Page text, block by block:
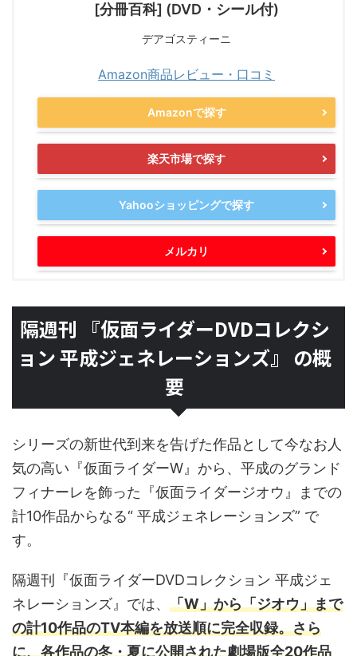
[分冊百科] (DVD・シール付)
デアゴスティーニ
Amazon商品レビュー・口コミ
Amazonで探す
楽天市場で探す
Yahooショッピングで探す
メルカリ
隔週刊 『仮面ライダーDVDコレクシ
ョン 平成ジェネレーションズ』 の概
要
シリーズの新世代到来を告げた作品として今なお人
気の高い『仮面ライダーW』から、平成のグランド
フィナーレを飾った『仮面ライダージオウ』までの
計10作品からなる“ 平成ジェネレーションズ” で
す。
隔週刊『仮面ライダーDVDコレクション 平成ジェ
ネレーションズ』では、 「W」から「ジオウ」まで
の計10作品のTV本編を放送順に完全収録。さら
に、各作品の冬・夏に公開された劇場版全20作品